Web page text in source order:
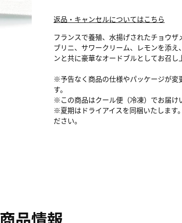
返品・キャンセルについてはこちら
フランスで養殖、水揚げされたチョウザ
ブリニ、サワークリーム、レモンを添え
ンと共に豪華なオードブルとしてお召し
※予告なく商品の仕様やパッケージが変
す。
※この商品はクール便（冷凍）でお届け
※夏期はドライアイスを同梱いたします
ださい。